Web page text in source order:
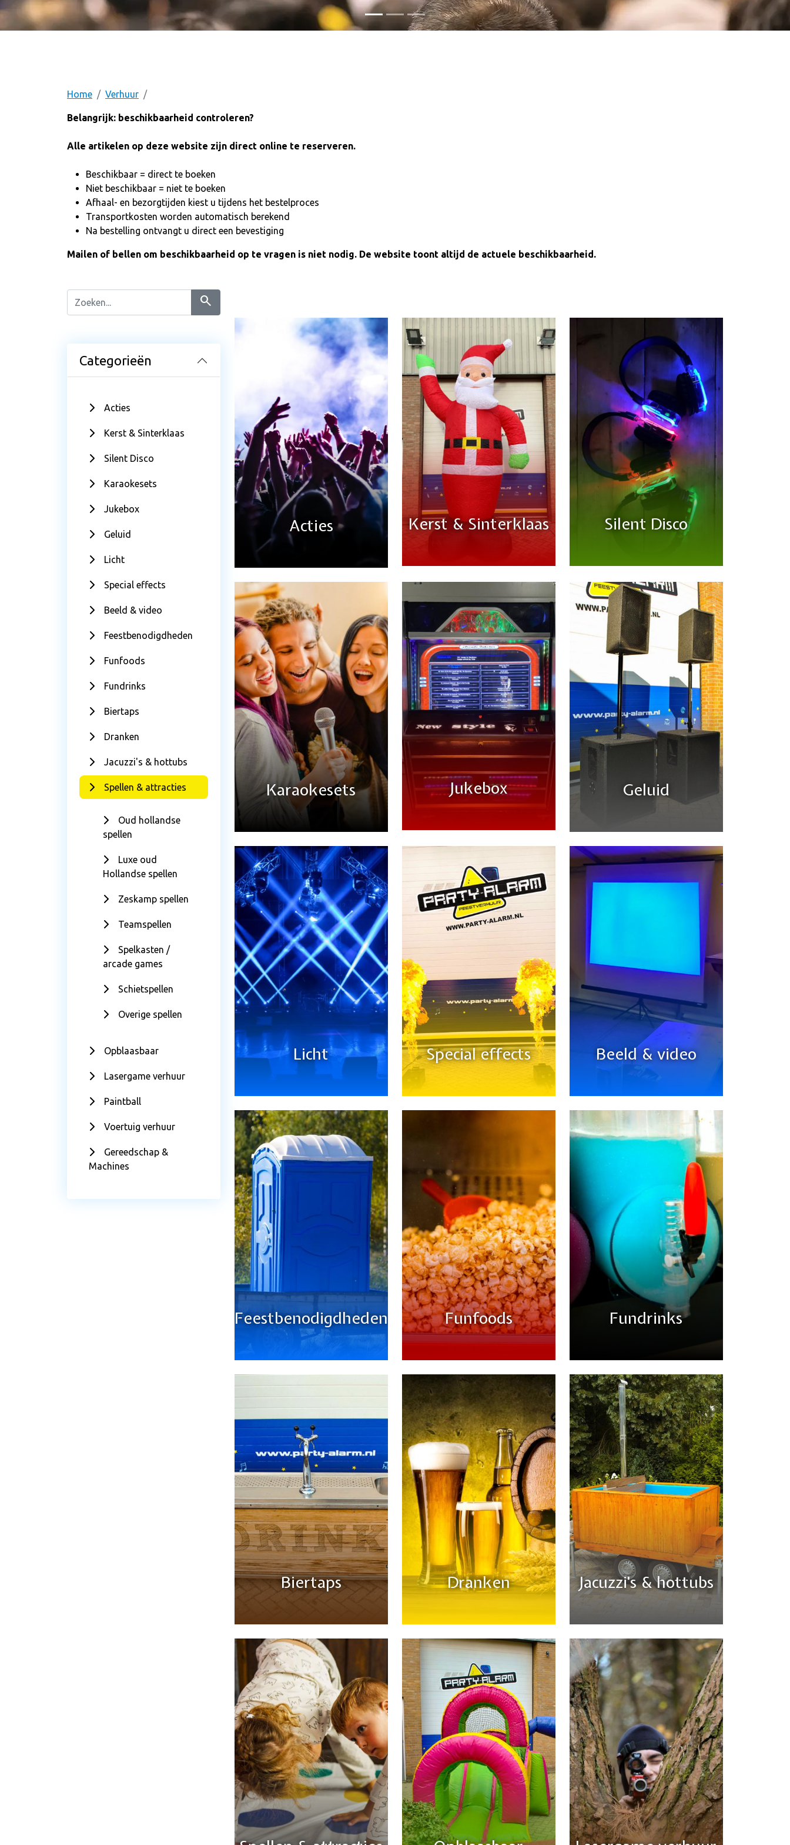
Home Verhuur
Belangrijk: beschikbaarheid controleren?
Alle artikelen op deze website zijn direct online te reserveren.
Beschikbaar = direct te boeken
Niet beschikbaar = niet te boeken
Afhaal- en bezorgtijden kiest u tijdens het bestelproces
Transportkosten worden automatisch berekend
Na bestelling ontvangt u direct een bevestiging
Mailen of bellen om beschikbaarheid op te vragen is niet nodig. De website toont altijd de actuele beschikbaarheid.
search
Categorieën
Acties
Kerst & Sinterklaas
Silent Disco
Karaokesets
Jukebox
Geluid
Licht
Special effects
Beeld & video
Feestbenodigdheden
Funfoods
Fundrinks
Biertaps
Dranken
Jacuzzi's & hottubs
Spellen & attracties
Oud hollandse
spellen
Luxe oud
Hollandse spellen
Zeskamp spellen
Teamspellen
Spelkasten /
arcade games
Schietspellen
Overige spellen
Opblaasbaar
Lasergame verhuur
Paintball
Voertuig verhuur
Gereedschap &
Machines
Acties Kerst & Sinterklaas Silent Disco
Karaokesets Jukebox Geluid
Licht Special effects Beeld & video
Feestbenodigdheden Funfoods Fundrinks
Biertaps Dranken Jacuzzi's & hottubs